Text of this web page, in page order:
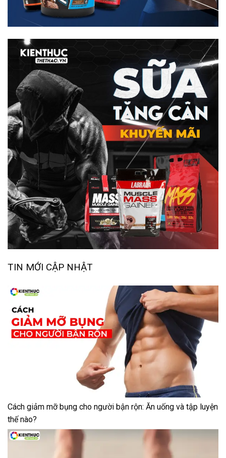
TIN MỚI CẬP NHẬT
Cách giảm mỡ bụng cho người bận rộn: Ăn uống và tập luyện
thế nào?